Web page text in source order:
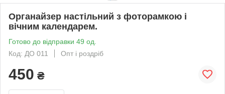
Органайзер настільний з фоторамкою і
вічним календарем.
Готово до відправки 49 од.
Код: ДО 011
Опт і роздріб
450 ₴